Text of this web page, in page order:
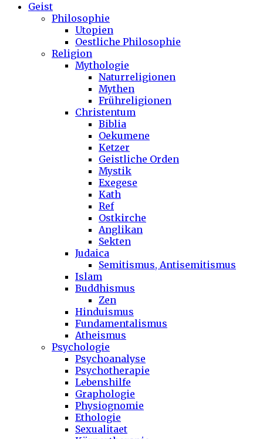
Geist
Philosophie
Utopien
Oestliche Philosophie
Religion
Mythologie
Naturreligionen
Mythen
Frühreligionen
Christentum
Biblia
Oekumene
Ketzer
Geistliche Orden
Mystik
Exegese
Kath
Ref
Ostkirche
Anglikan
Sekten
Judaica
Semitismus, Antisemitismus
Islam
Buddhismus
Zen
Hinduismus
Fundamentalismus
Atheismus
Psychologie
Psychoanalyse
Psychotherapie
Lebenshilfe
Graphologie
Physiognomie
Ethologie
Sexualitaet